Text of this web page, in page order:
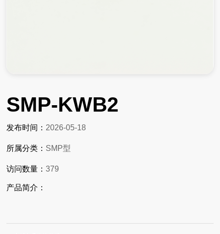
SMP-KWB2
发布时间： 2026-05-18
所属分类： SMP型
访问数量：379
产品简介：